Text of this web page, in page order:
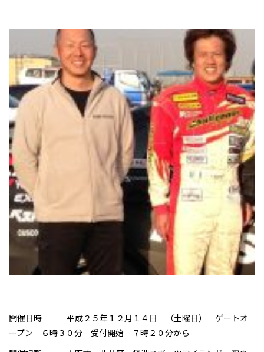
開催日時 平成２５年１２月１４日 （土曜日） ゲートオ
ープン ６時３０分 受付開始 ７時２０分から